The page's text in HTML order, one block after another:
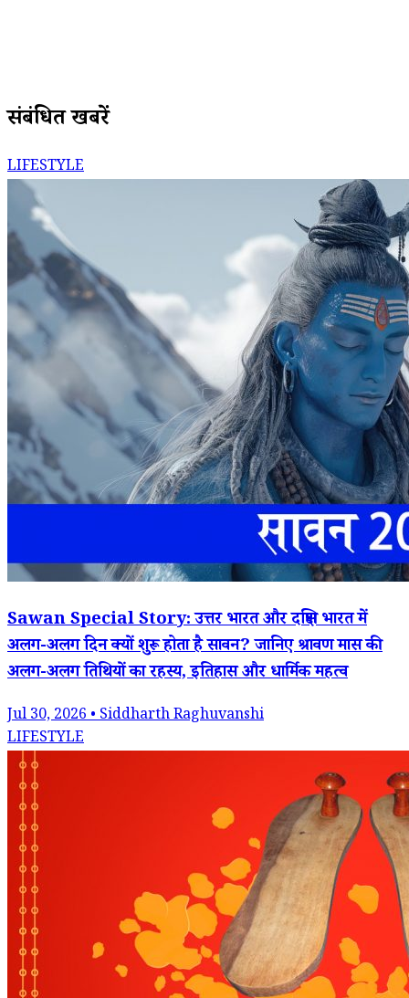
संबंधित खबरें
LIFESTYLE
Sawan Special Story: उत्तर भारत और दक्षिण भारत में
अलग-अलग दिन क्यों शुरू होता है सावन? जानिए श्रावण मास की
अलग-अलग तिथियों का रहस्य, इतिहास और धार्मिक महत्व
Jul 30, 2026 • Siddharth Raghuvanshi
LIFESTYLE